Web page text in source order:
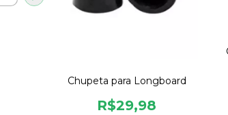
Chupeta para Longboard
R$29,98